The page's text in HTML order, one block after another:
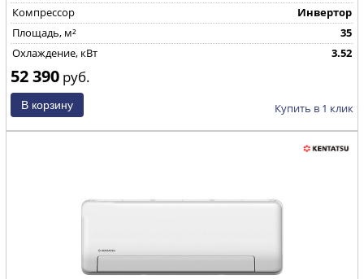
Компрессор
Инвертор
Площадь, м²
35
Охлаждение, кВт
3.52
52 390 руб.
Купить в 1 клик